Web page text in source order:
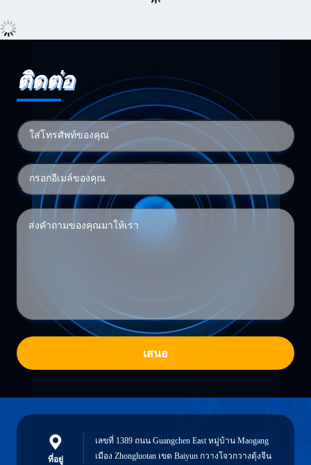
ติดต่อ
เสนอ
ที่อยู่
เลขที่ 1389 ถนน Guangchen East หมู่บ้าน Maogang
เมือง Zhongluotan เขต Baiyun กวางโจวกวางตุ้งจีน